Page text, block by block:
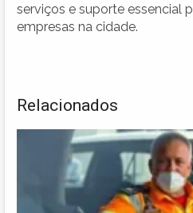
serviços e suporte essencial
empresas na cidade.
Relacionados